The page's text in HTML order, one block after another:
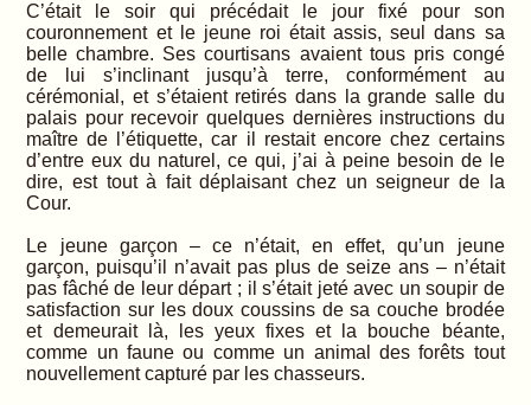
C’était le soir qui précédait le jour fixé pour son
couronnement et le jeune roi était assis, seul dans sa
belle chambre. Ses courtisans avaient tous pris congé
de lui s’inclinant jusqu’à terre, conformément au
cérémonial, et s’étaient retirés dans la grande salle du
palais pour recevoir quelques dernières instructions du
maître de l’étiquette, car il restait encore chez certains
d’entre eux du naturel, ce qui, j’ai à peine besoin de le
dire, est tout à fait déplaisant chez un seigneur de la
Cour.
Le jeune garçon – ce n’était, en effet, qu’un jeune
garçon, puisqu’il n’avait pas plus de seize ans – n’était
pas fâché de leur départ ; il s’était jeté avec un soupir de
satisfaction sur les doux coussins de sa couche brodée
et demeurait là, les yeux fixes et la bouche béante,
comme un faune ou comme un animal des forêts tout
nouvellement capturé par les chasseurs.